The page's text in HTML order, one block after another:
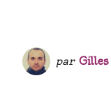
par